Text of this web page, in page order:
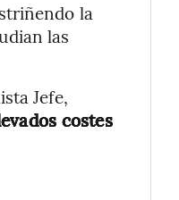
la
las
Jefe,
costes